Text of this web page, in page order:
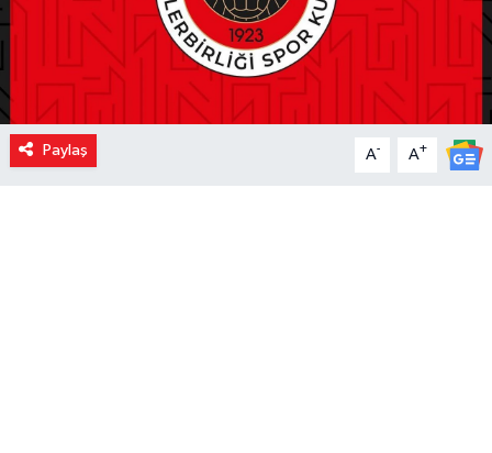
Paylaş A- A+